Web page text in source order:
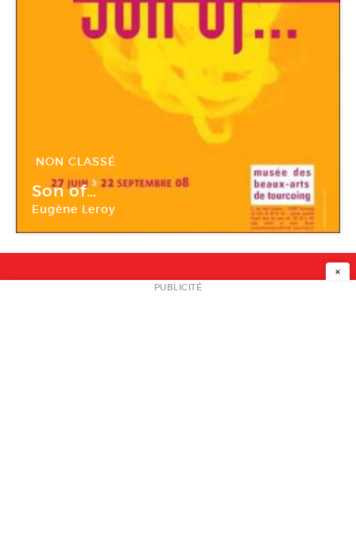
NON CLASSÉ
27 Juin -22 Sep 2008
Son of…
Eugène Leroy
Musée des beaux-arts de Tourcoing – MUba
NEWSLETTER
×
PUBLICITÉ